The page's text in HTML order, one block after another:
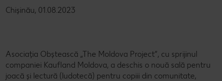
Chișinău, 01.08.2023
Asociația Obștească „The Moldova Project”, cu sprijinul
companiei Kaufland Moldova, a deschis o nouă sală pentru
joacă și lectură (ludotecă) pentru copiii din comunitate,